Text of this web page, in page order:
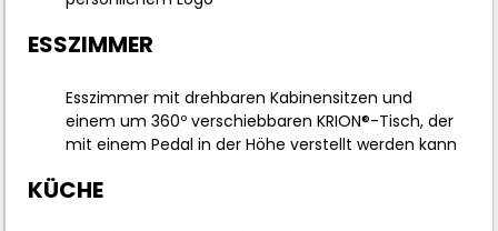
ESSZIMMER
Esszimmer mit drehbaren Kabinensitzen und
einem um 360º verschiebbaren KRION®-Tisch, der
mit einem Pedal in der Höhe verstellt werden kann
KÜCHE